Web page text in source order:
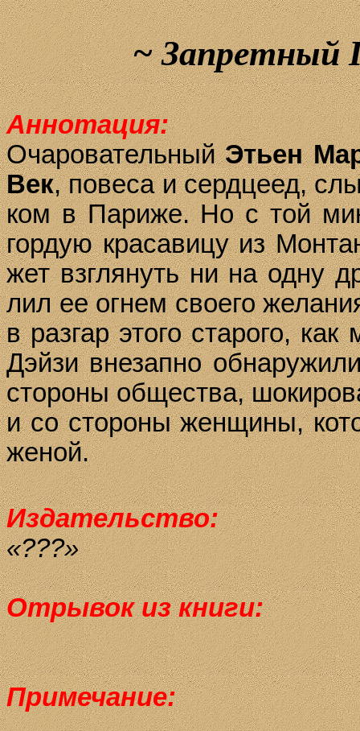
~Запретный
Аннотация:
ОчаровательныйЭть­ен
Век, по­ве­са и сер­д­це­ед,
ком в Па­ри­же. Но с той
гор­дую кра­са­ви­цу из
жет взгля­нуть ни на од­ну
лил ее ог­нем сво­его
в раз­гар это­го ста­ро­го,
Дэй­зивне­зап­но
сто­ро­ны об­щес­т­ва,
и со сто­ро­ны жен­щи­ны,
же­ной.
Издательство:
«???»
Отрывок из книги:
Примечание: